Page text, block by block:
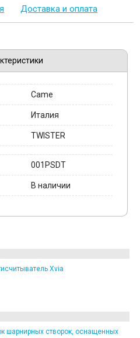
Доставка и оплата
Came
Италия
TWISTER
001PSDT
В наличии
Xvia
шарнирных створок, оснащенных